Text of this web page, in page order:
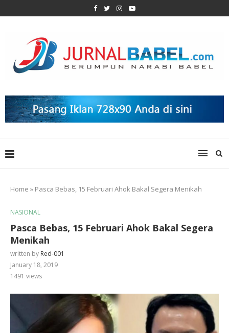
Home » Pasca Bebas, 15 Februari Ahok Bakal Segera Menikah
NASIONAL
Pasca Bebas, 15 Februari Ahok Bakal Segera
Menikah
written by Red-001
January 18, 2019
1491 views